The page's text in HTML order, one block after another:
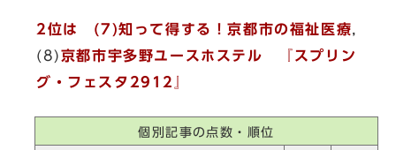
2位は (7)知って得する！京都市の福祉医療
(8)京都市宇多野ユースホステル 『スプリン
グ・フェスタ2912』
個別記事の点数・順位